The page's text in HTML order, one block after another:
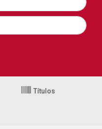
Títulos